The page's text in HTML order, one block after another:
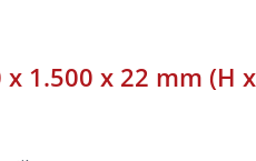
1.500 x 22 mm (H